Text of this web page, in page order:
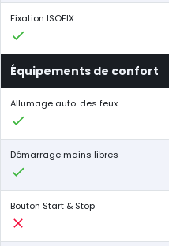
Fixation ISOFIX
Équipements de confort
Allumage auto. des feux
Démarrage mains libres
Bouton Start & Stop